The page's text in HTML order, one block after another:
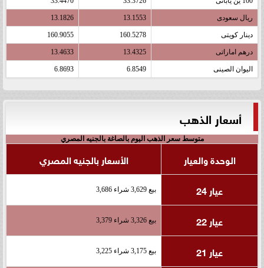
ريال سعودى 13.1553
13.1826
دينار كويتى 160.5278
160.9055
درهم اماراتى 13.4325
13.4633
اليوان الصينى 6.8549
6.8693
أسعار الذهب
متوسط سعر الذهب اليوم بالصاغة بالجنيه المصري
الوحدة والعيار
الأسعار بالجنيه المصري
عيار 24
بيع 3,629 شراء 3,686
عيار 22 بيع 3,326 شراء 3,379
عيار 21 بيع 3,175 شراء 3,225